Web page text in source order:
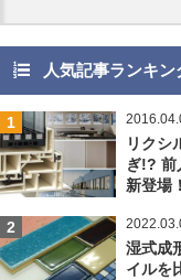
人気記事ランキン
リクシ
ぎ!? 前
新登場！
湿式成
イルを